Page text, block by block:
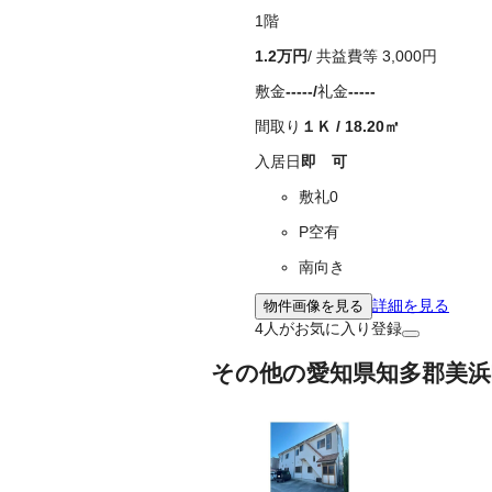
1 階
1.2万円/ 共益費等 3,000円
敷金-----/礼金-----
間取り １Ｋ / 18.20㎡
入居日 即 可
敷礼0
P空有
南向き
物件画像を見る 詳細を見る
4人がお気に入り登録
その他の愛知県知多郡美